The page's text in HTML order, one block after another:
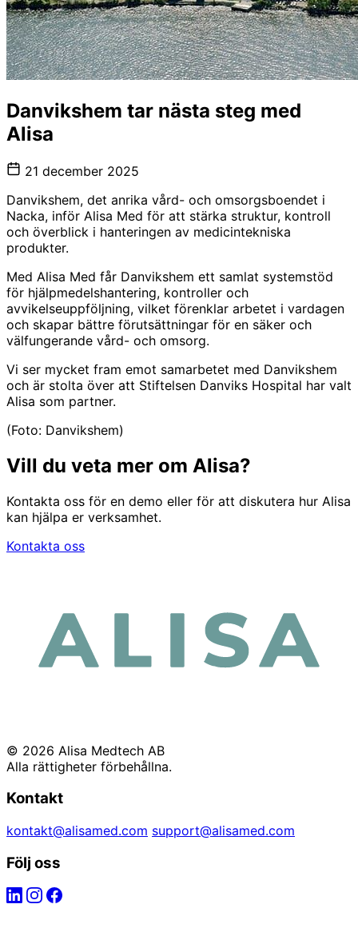
Danvikshem tar nästa steg med
Alisa
21 december 2025
Danvikshem, det anrika vård- och omsorgsboendet i
Nacka, inför Alisa Med för att stärka struktur, kontroll
och överblick i hanteringen av medicintekniska
produkter.
Med Alisa Med får Danvikshem ett samlat systemstöd
för hjälpmedelshantering, kontroller och
avvikelseuppföljning, vilket förenklar arbetet i vardagen
och skapar bättre förutsättningar för en säker och
välfungerande vård- och omsorg.
Vi ser mycket fram emot samarbetet med Danvikshem
och är stolta över att Stiftelsen Danviks Hospital har valt
Alisa som partner.
(Foto: Danvikshem)
Vill du veta mer om Alisa?
Kontakta oss för en demo eller för att diskutera hur Alisa
kan hjälpa er verksamhet.
Kontakta oss
© 2026 Alisa Medtech AB
Alla rättigheter förbehållna.
Kontakt
kontakt@alisamed.com support@alisamed.com
Följ oss